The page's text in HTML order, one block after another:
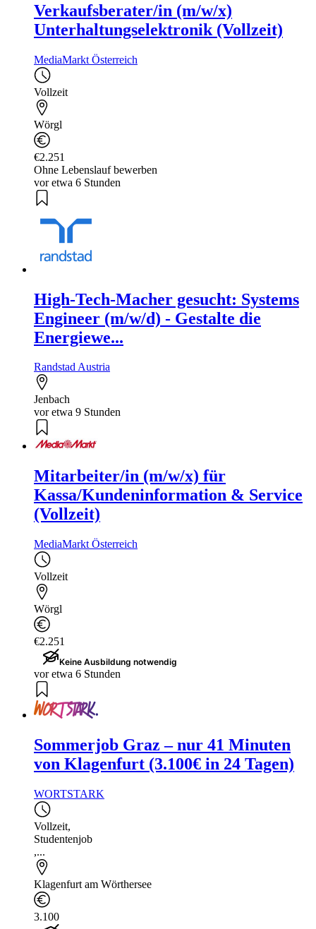
Verkaufsberater/in (m/w/x)
Unterhaltungselektronik (Vollzeit)
MediaMarkt Österreich
Vollzeit
Wörgl
€2.251
Ohne Lebenslauf bewerben
vor etwa 6 Stunden
High-Tech-Macher gesucht: Systems
Engineer (m/w/d) - Gestalte die
Energiewe...
Randstad Austria
Jenbach
vor etwa 9 Stunden
Mitarbeiter/in (m/w/x) für
Kassa/Kundeninformation & Service
(Vollzeit)
MediaMarkt Österreich
Vollzeit
Wörgl
€2.251
Keine Ausbildung notwendig
vor etwa 6 Stunden
Sommerjob Graz – nur 41 Minuten
von Klagenfurt (3.100€ in 24 Tagen)
WORTSTARK
Vollzeit,
Studentenjob
,...
Klagenfurt am Wörthersee
3.100